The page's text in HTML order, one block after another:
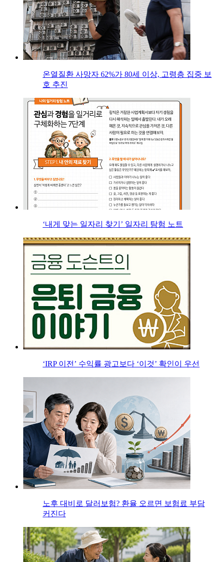
온열질환 사망자 62%가 80세 이상, 고령층 집중 보
호 추진
‘내게 맞는 일자리 찾기’ 일자리 탐험 노트
‘IRP 이전’ 수익률 광고보다 ‘이것’ 확인이 우선
노후 대비로 달러보험? 환율 오르면 보험료 부담
커진다